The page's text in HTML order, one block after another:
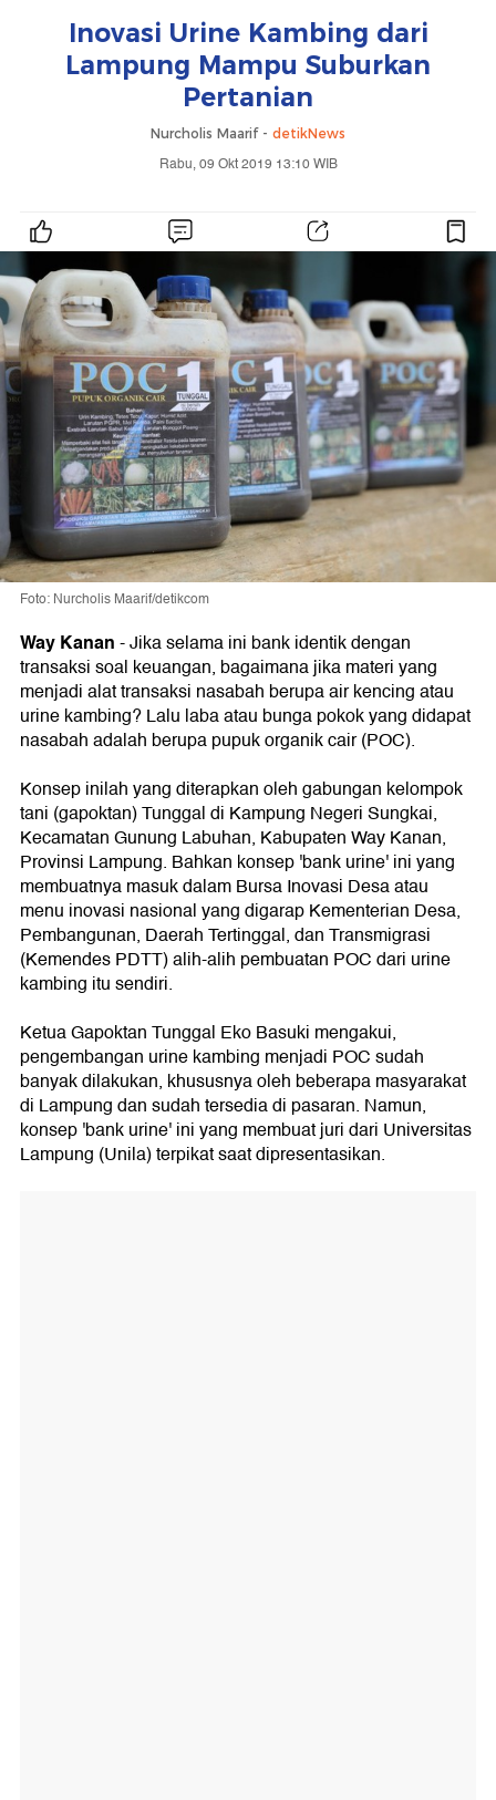
Inovasi Urine Kambing dari
Lampung Mampu Suburkan
Pertanian
Nurcholis Maarif - detikNews
Rabu, 09 Okt 2019 13:10 WIB
Foto: Nurcholis Maarif/detikcom
Way Kanan-Jika selama ini bank identik dengan
transaksi soal keuangan, bagaimana jika materi yang
menjadi alat transaksi nasabah berupa air kencing atau
urine kambing? Lalu laba atau bunga pokok yang didapat
nasabah adalah berupa pupuk organik cair (POC).
Konsep inilah yang diterapkan oleh gabungan kelompok
tani (gapoktan) Tunggal di Kampung Negeri Sungkai,
Kecamatan Gunung Labuhan, Kabupaten Way Kanan,
Provinsi Lampung. Bahkan konsep 'bank urine' ini yang
membuatnya masuk dalam Bursa Inovasi Desa atau
menu inovasi nasional yang digarap Kementerian Desa,
Pembangunan, Daerah Tertinggal, dan Transmigrasi
(Kemendes PDTT) alih-alih pembuatan POC dari urine
kambing itu sendiri.
Ketua Gapoktan Tunggal Eko Basuki mengakui,
pengembangan urine kambing menjadi POC sudah
banyak dilakukan, khususnya oleh beberapa masyarakat
di Lampung dan sudah tersedia di pasaran. Namun,
konsep 'bank urine' ini yang membuat juri dari Universitas
Lampung (Unila) terpikat saat dipresentasikan.